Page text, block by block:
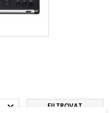
 FILTROVAT